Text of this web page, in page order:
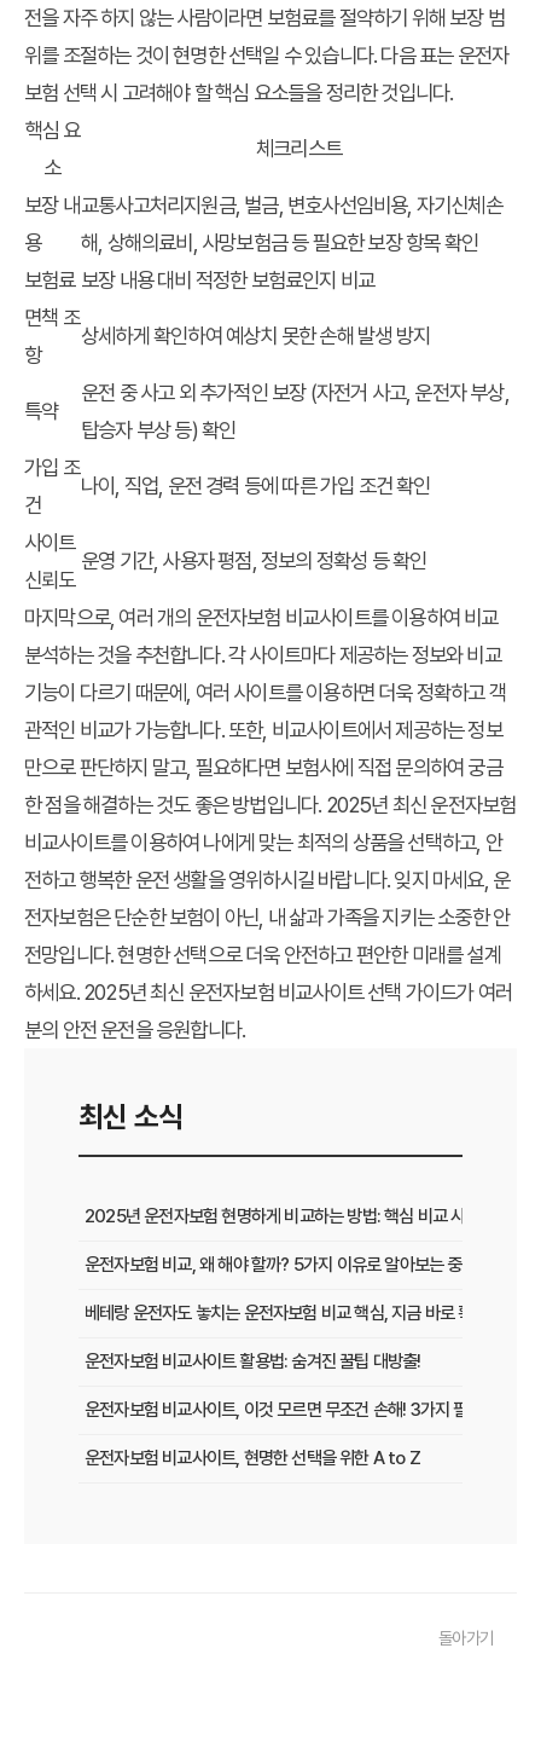
전을 자주 하지 않는 사람이라면 보험료를 절약하기 위해 보장 범
위를 조절하는 것이 현명한 선택일 수 있습니다. 다음 표는 운전자
보험 선택 시 고려해야 할 핵심 요소들을 정리한 것입니다.
핵심 요
소
체크리스트
보장 내
용
교통사고처리지원금, 벌금, 변호사선임비용, 자기신체손
해, 상해의료비, 사망보험금 등 필요한 보장 항목 확인
보험료 보장 내용 대비 적정한 보험료인지 비교
면책 조
항
상세하게 확인하여 예상치 못한 손해 발생 방지
특약
운전 중 사고 외 추가적인 보장 (자전거 사고, 운전자 부상,
탑승자 부상 등) 확인
가입 조
건
나이, 직업, 운전 경력 등에 따른 가입 조건 확인
사이트
신뢰도
운영 기간, 사용자 평점, 정보의 정확성 등 확인
마지막으로, 여러 개의 운전자보험 비교사이트를 이용하여 비교
분석하는 것을 추천합니다. 각 사이트마다 제공하는 정보와 비교
기능이 다르기 때문에, 여러 사이트를 이용하면 더욱 정확하고 객
관적인 비교가 가능합니다. 또한, 비교사이트에서 제공하는 정보
만으로 판단하지 말고, 필요하다면 보험사에 직접 문의하여 궁금
한 점을 해결하는 것도 좋은 방법입니다. 2025년 최신 운전자보험
비교사이트를 이용하여 나에게 맞는 최적의 상품을 선택하고, 안
전하고 행복한 운전 생활을 영위하시길 바랍니다. 잊지 마세요, 운
전자보험은 단순한 보험이 아닌, 내 삶과 가족을 지키는 소중한 안
전망입니다. 현명한 선택으로 더욱 안전하고 편안한 미래를 설계
하세요. 2025년 최신 운전자보험 비교사이트 선택 가이드가 여러
분의 안전 운전을 응원합니다.
최신 소식
2025년 운전자보험 현명하게 비교하는 방법: 핵심 비교 사이트 활용
운전자보험 비교, 왜 해야 할까? 5가지 이유로 알아보는 중요성
베테랑 운전자도 놓치는 운전자보험 비교 핵심, 지금 바로 확인하세요!
운전자보험 비교사이트 활용법: 숨겨진 꿀팁 대방출!
운전자보험 비교사이트, 이것 모르면 무조건 손해! 3가지 필수 확인 사
운전자보험 비교사이트, 현명한 선택을 위한 A to Z
운전자보험 비교사이트 활용법: 숨겨진 혜택과 주의사항 완벽 분석
돌아가기